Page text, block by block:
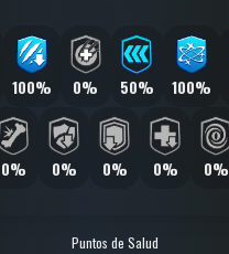
100% 0% 50% 100%
0% 0% 0% 0% 0%
Puntos de Salud